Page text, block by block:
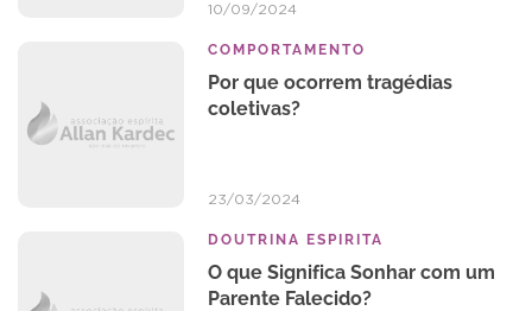
10/09/2024
COMPORTAMENTO
Por que ocorrem tragédias
coletivas?
23/03/2024
DOUTRINA ESPIRITA
O que Significa Sonhar com um
Parente Falecido?